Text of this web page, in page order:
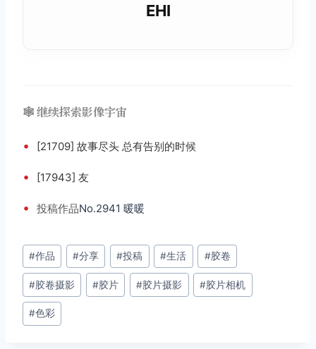
EHI
🕸️ 继续探索影像宇宙
• [21709] 故事尽头 总有告别的时候
• [17943] 友
• 投稿作品No.2941 暖暖
文
章
标
签：
#作品 #分享 #投稿 #生活 #胶卷
#胶卷摄影 #胶片 #胶片摄影 #胶片相机
#色彩